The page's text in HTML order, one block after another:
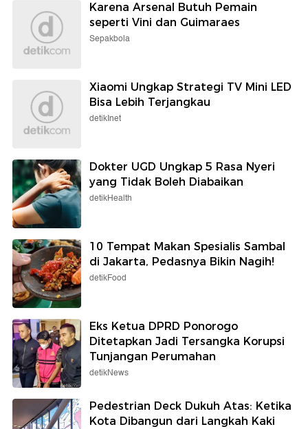
Karena Arsenal Butuh Pemain
seperti Vini dan Guimaraes
Sepakbola
Xiaomi Ungkap Strategi TV Mini LED
Bisa Lebih Terjangkau
detikInet
Dokter UGD Ungkap 5 Rasa Nyeri
yang Tidak Boleh Diabaikan
detikHealth
10 Tempat Makan Spesialis Sambal
di Jakarta, Pedasnya Bikin Nagih!
detikFood
Eks Ketua DPRD Ponorogo
Ditetapkan Jadi Tersangka Korupsi
Tunjangan Perumahan
detikNews
Pedestrian Deck Dukuh Atas: Ketika
Kota Dibangun dari Langkah Kaki